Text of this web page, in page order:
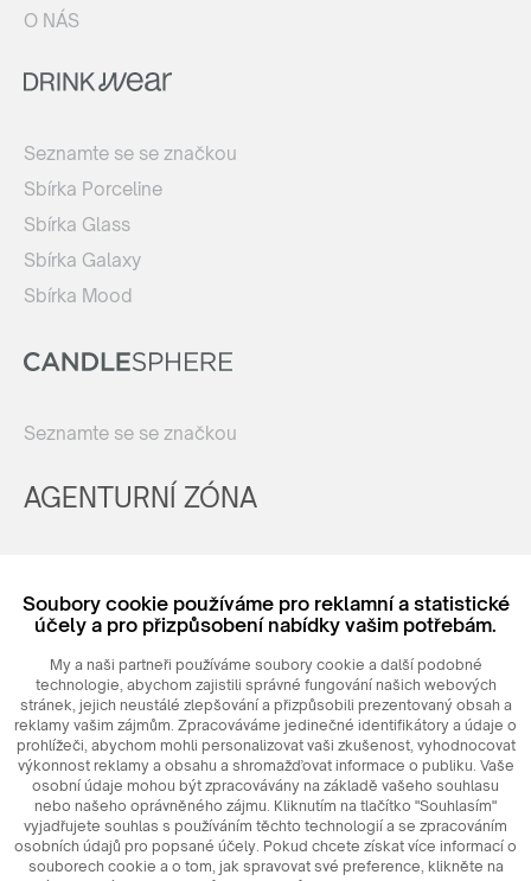
O NÁS
Seznamte se se značkou
Sbírka Porceline
Sbírka Glass
Sbírka Galaxy
Sbírka Mood
Seznamte se se značkou
AGENTURNÍ ZÓNA
Login
© 2026MAXIM Ceramics Sp. z o. o.
Soubory cookie používáme pro reklamní a statistické
účely a pro přizpůsobení nabídky vašim potřebám.
My a naši partneři používáme soubory cookie a další podobné
technologie, abychom zajistili správné fungování našich webových
stránek, jejich neustálé zlepšování a přizpůsobili prezentovaný obsah a
reklamy vašim zájmům. Zpracováváme jedinečné identifikátory a údaje o
prohlížeči, abychom mohli personalizovat vaši zkušenost, vyhodnocovat
výkonnost reklamy a obsahu a shromažďovat informace o publiku. Vaše
osobní údaje mohou být zpracovávány na základě vašeho souhlasu
nebo našeho oprávněného zájmu. Kliknutím na tlačítko "Souhlasím"
vyjadřujete souhlas s používáním těchto technologií a se zpracováním
osobních údajů pro popsané účely. Pokud chcete získat více informací o
souborech cookie a o tom, jak spravovat své preference, klikněte na